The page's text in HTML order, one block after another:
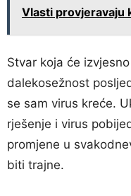
Vlasti provjeravaju
Stvar koja će
dalekosežnost
se sam virus kreće.
rješenje i virus
promjene u
biti trajne.